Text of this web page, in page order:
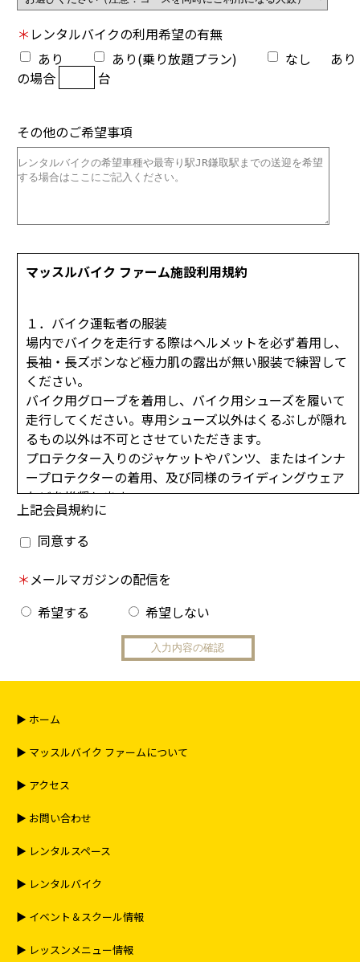
＊ レンタルバイクの利用希望の有無
あり
あり(乗り放題プラン) なし
あり
の場合
台
その他のご希望事項
マッスルバイク ファーム施設利用規約
１．バイク運転者の服装
場内でバイクを走行する際はヘルメットを必ず着用し、
長袖・長ズボンなど極力肌の露出が無い服装で練習して
ください。
バイク用グローブを着用し、バイク用シューズを履いて
走行してください。専用シューズ以外はくるぶしが隠れ
るもの以外は不可とさせていただきます。
プロテクター入りのジャケットやパンツ、またはインナ
ープロテクターの着用、及び同様のライディングウェア
などを推奨します。
２．走行車両規定
コース走行安全管理上の為、外周コースは最高速度15キ
ロ以下での走行とさせて頂きます。（但し貸切り走行
時、イベント等でのデモンストレーション時は除く）
環境基本法の規定に基づく周辺地域の騒音基準を遵守す
E（国連欧州経済委員会規制適合品）マークの付いた適
合マフラーを装備した車両以外は来場をお断り申し上げ
ます。
きいと判断した場合、当日の走行ができないおそれがあ
りますので、予めご了承ください。
オイル・ラジエター液・ガソリンなどの漏れ、ブレーキ
キャリパー、車輪脱落の恐れなどがないよう、確実に整
車両は走行できません。
因となり大変危険です。よって過度のオイル飛散の場合
はオイル処理清掃費を請求させて頂きますので、オイル
ます。
が判断した車両は走行できません。
上記会員規約に
同意する
＊ メールマガジンの配信を
希望する
希望しない
▶︎ ホーム
▶︎ マッスルバイク ファームについて
▶︎ アクセス
▶︎ お問い合わせ
▶︎ レンタルスペース
▶︎ レンタルバイク
▶︎ イベント＆スクール情報
▶︎ レッスンメニュー情報